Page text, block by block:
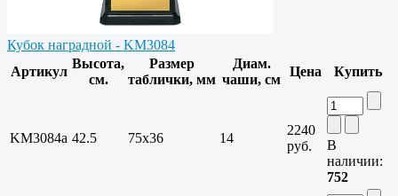
Кубок наградной - KM3084
Артикул
Высота,
см.
Размер
таблички, мм
Диам.
чаши, см
Цена Купить
KM3084a 42.5 75х36 14
2240
руб.
В
наличии:
752